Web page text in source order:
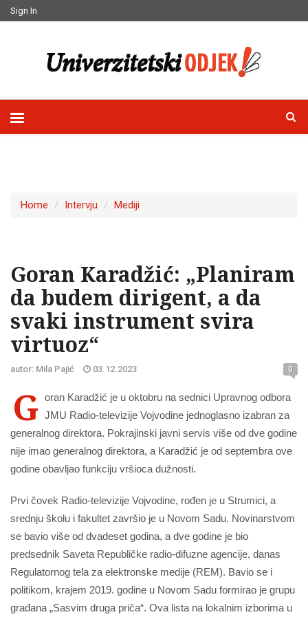
Sign In
Home Intervju Mediji
Goran Karadžić: „Planiram
da budem dirigent, a da
svaki instrument svira
virtuoz“
autor: Mila Pajić 03.12.2023 0
G oran Karadžić je u oktobru na sednici Upravnog odbora
JMU Radio-televizije Vojvodine jednoglasno izabran za
generalnog direktora. Pokrajinski javni servis više od dve godine
nije imao generalnog direktora, a Karadžić je od septembra ove
godine obavljao funkciju vršioca dužnosti.
Prvi čovek Radio-televizije Vojvodine, rođen je u Strumici, a
srednju školu i fakultet završio je u Novom Sadu. Novinarstvom
se bavio više od dvadeset godina, a dve godine je bio
predsednik Saveta Republičke radio-difuzne agencije, danas
Regulatornog tela za elektronske medije (REM). Bavio se i
politikom, krajem 2019. godine u Novom Sadu formirao je grupu
građana „Sasvim druga priča“. Ova lista na lokalnim izborima u